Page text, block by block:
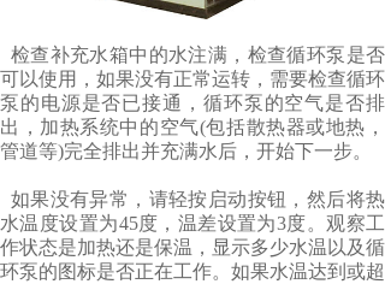
检查补充水箱中的水注满，检查循环泵是否
可以使用，如果没有正常运转，需要检查循环
泵的电源是否已接通，循环泵的空气是否排
出，加热系统中的空气(包括散热器或地热，
管道等)完全排出并充满水后，开始下一步。
如果没有异常，请轻按启动按钮，然后将热
水温度设置为45度，温差设置为3度。观察工
作状态是加热还是保温，显示多少水温以及循
环泵的图标是否正在工作。如果水温达到或超